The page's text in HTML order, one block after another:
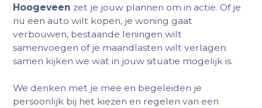
Hoogeveen zet je jouw plannen om in actie. Of je
nu een auto wilt kopen, je woning gaat
verbouwen, bestaande leningen wilt
samenvoegen of je maandlasten wilt verlagen:
samen kijken we wat in jouw situatie mogelijk is.
We denken met je mee en begeleiden je
persoonlijk bij het kiezen en regelen van een